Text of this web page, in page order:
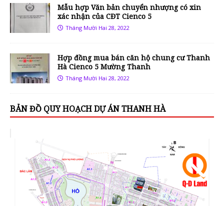
Mẫu hợp Văn bản chuyển nhượng có xin
xác nhận của CĐT Cienco 5
Tháng Mười Hai 28, 2022
Hợp đồng mua bán căn hộ chung cư Thanh
Hà Cienco 5 Mường Thanh
Tháng Mười Hai 28, 2022
BẢN ĐỒ QUY HOẠCH DỰ ÁN THANH HÀ